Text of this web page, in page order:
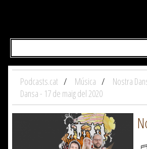
Podcasts.cat Música Nostra
Dansa - 17 de maig del 2020